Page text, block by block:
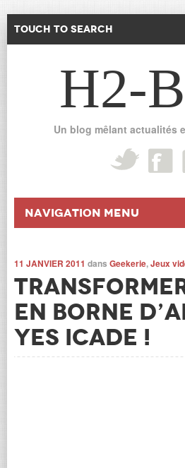
Touch to Search
H2-
Un blog mêlant actualités
Navigation Menu
11 JANVIER 2011 dans Geekerie,Jeux
en borne
Yes iCade !